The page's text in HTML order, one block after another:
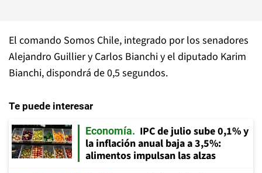
El comando Somos Chile, integrado por los senadores
Alejandro Guillier y Carlos Bianchi y el diputado Karim
Bianchi, dispondrá de 0,5 segundos.
Te puede interesar
Economía
IPC de julio sube 0,1% y
la inflación anual baja a 3,5%:
alimentos impulsan las alzas